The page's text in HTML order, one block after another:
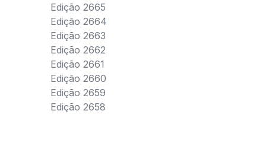
Edição 2665
Edição 2664
Edição 2663
Edição 2662
Edição 2661
Edição 2660
Edição 2659
Edição 2658